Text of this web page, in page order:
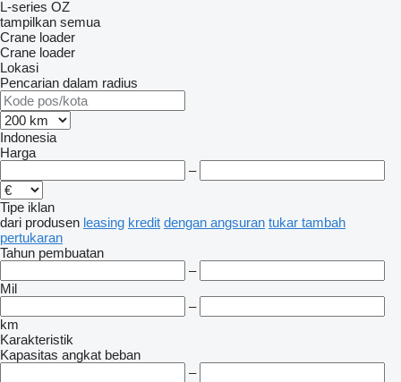
L-series OZ
tampilkan semua
Crane loader
Crane loader
Lokasi
Pencarian dalam radius
Indonesia
Harga
–
Tipe iklan
dari produsen leasing kredit dengan angsuran tukar tambah
pertukaran
Tahun pembuatan
–
Mil
–
km
Karakteristik
Kapasitas angkat beban
–